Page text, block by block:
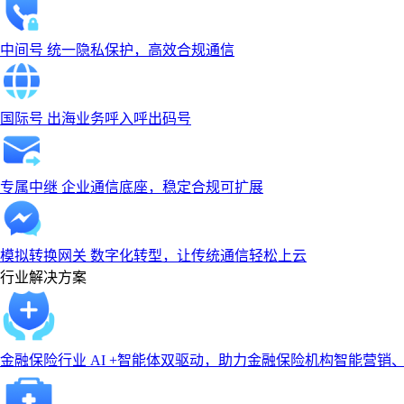
中间号 统一隐私保护，高效合规通信
国际号 出海业务呼入呼出码号
专属中继 企业通信底座，稳定合规可扩展
模拟转换网关 数字化转型，让传统通信轻松上云
行业解决方案
金融保险行业 AI +智能体双驱动，助力金融保险机构智能营销